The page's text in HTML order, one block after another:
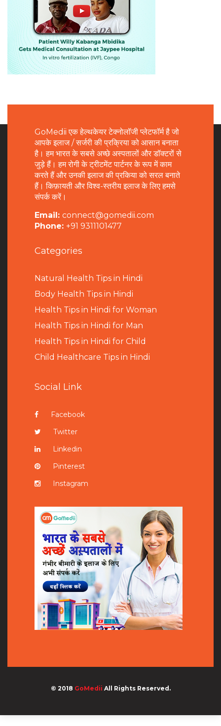
GoMedii एक हेल्थकेयर टेक्नोलॉजी प्लेटफॉर्म है जो
आपके इलाज / सर्जरी की प्रक्रिया को आसान बनाता
है। हम भारत के सबसे अच्छे अस्पतालों और डॉक्टरों से
जुड़े हैं। हम रोगी के ट्रीटमेंट पार्टनर के रूप में काम
करते हैं और उनकी इलाज की प्रकिया को सरल बनाते
हैं। किफ़ायती और विश्व-स्तरीय इलाज के लिए हमसे
संपर्क करें।
Email: connect@gomedii.com
Phone: +91 9311101477
Categories
Natural Health Tips in Hindi
Body Health Tips in Hindi
Health Tips in Hindi for Woman
Health Tips in Hindi for Man
Health Tips in Hindi for Child
Child Healthcare Tips in Hindi
Social Link
Facebook
Twitter
Linkedin
Pinterest
Instagram
© 2018 GoMedii All Rights Reserved.